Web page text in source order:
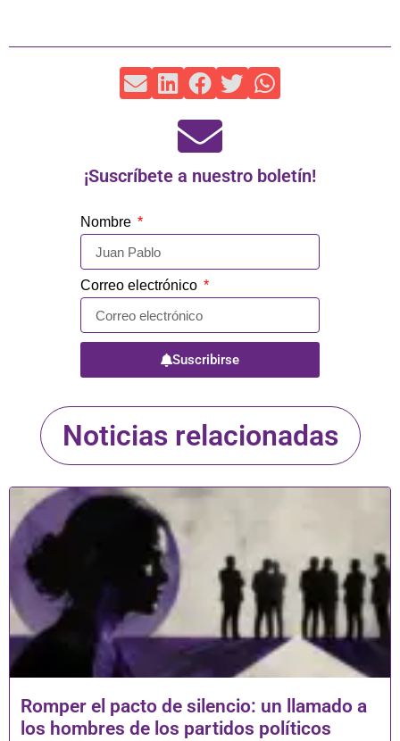
¡Suscríbete a nuestro boletín!
Nombre
Correo electrónico
Suscribirse
Noticias relacionadas
Romper el pacto de silencio: un llamado a
los hombres de los partidos políticos